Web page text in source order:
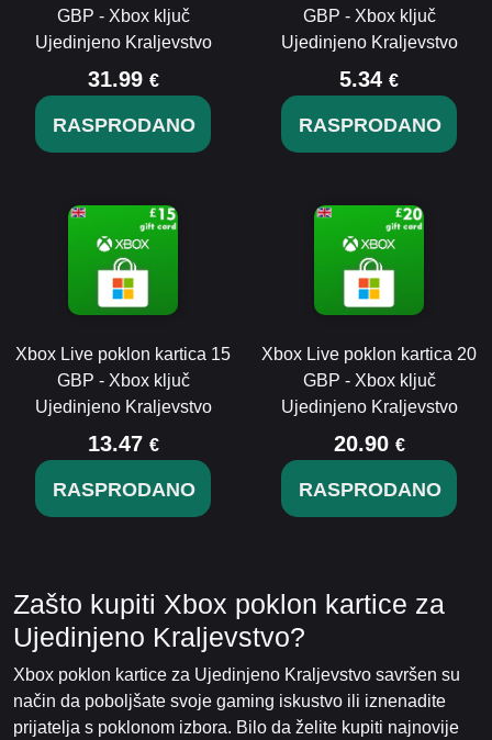
GBP - Xbox ključ
Ujedinjeno Kraljevstvo
31.99 €
RASPRODANO
GBP - Xbox ključ
Ujedinjeno Kraljevstvo
5.34 €
RASPRODANO
Xbox Live poklon kartica 15
GBP - Xbox ključ
Ujedinjeno Kraljevstvo
13.47 €
RASPRODANO
Xbox Live poklon kartica 20
GBP - Xbox ključ
Ujedinjeno Kraljevstvo
20.90 €
RASPRODANO
Zašto kupiti Xbox poklon kartice za
Ujedinjeno Kraljevstvo?
Xbox poklon kartice za Ujedinjeno Kraljevstvo savršen su
način da poboljšate svoje gaming iskustvo ili iznenadite
prijatelja s poklonom izbora. Bilo da želite kupiti najnovije